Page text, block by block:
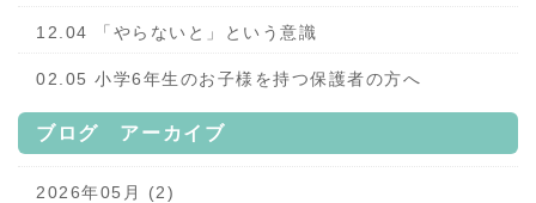
12.04 「やらないと」という意識
02.05 小学6年生のお子様を持つ保護者の方へ
ブログ アーカイブ
2026年05月 (2)